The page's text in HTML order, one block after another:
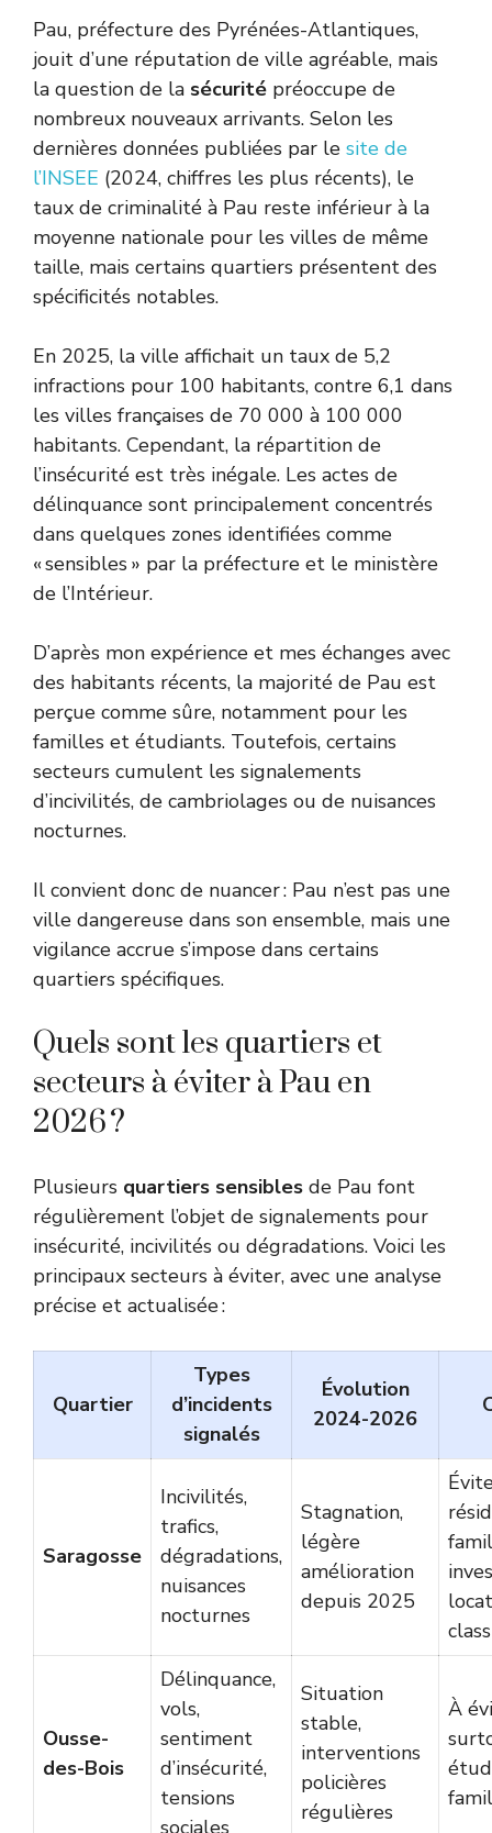
Pau, préfecture des Pyrénées-Atlantiques,
jouit d’une réputation de ville agréable, mais
la question de la sécurité préoccupe de
nombreux nouveaux arrivants. Selon les
dernières données publiées par le site de
l’INSEE (2024, chiffres les plus récents), le
taux de criminalité à Pau reste inférieur à la
moyenne nationale pour les villes de même
taille, mais certains quartiers présentent des
spécificités notables.
En 2025, la ville affichait un taux de 5,2
infractions pour 100 habitants, contre 6,1 dans
les villes françaises de 70 000 à 100 000
habitants. Cependant, la répartition de
l’insécurité est très inégale. Les actes de
délinquance sont principalement concentrés
dans quelques zones identifiées comme
« sensibles » par la préfecture et le ministère
de l’Intérieur.
D’après mon expérience et mes échanges avec
des habitants récents, la majorité de Pau est
perçue comme sûre, notamment pour les
familles et étudiants. Toutefois, certains
secteurs cumulent les signalements
d’incivilités, de cambriolages ou de nuisances
nocturnes.
Il convient donc de nuancer : Pau n’est pas une
ville dangereuse dans son ensemble, mais une
vigilance accrue s’impose dans certains
quartiers spécifiques.
Quels sont les quartiers et
secteurs à éviter à Pau en
2026 ?
Plusieurs quartiers sensibles de Pau font
régulièrement l’objet de signalements pour
insécurité, incivilités ou dégradations. Voici les
principaux secteurs à éviter, avec une analyse
précise et actualisée :
Quartier
Types
d’incidents
signalés
Évolution
2024-2026
Saragosse
Incivilités,
trafics,
dégradations,
nuisances
nocturnes
Stagnation,
légère
amélioration
depuis 2025
Ousse-
des-Bois
Délinquance,
vols,
sentiment
d’insécurité,
tensions
Situation
stable,
interventions
policières
régulières
À